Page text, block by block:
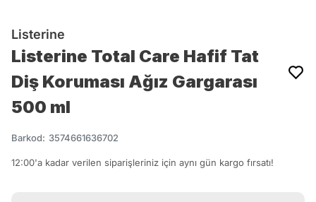
Listerine
Listerine Total Care Hafif Tat
Diş Koruması Ağız Gargarası
500 ml
Barkod: 3574661636702
12:00'a kadar verilen siparişleriniz için aynı gün kargo fırsatı!